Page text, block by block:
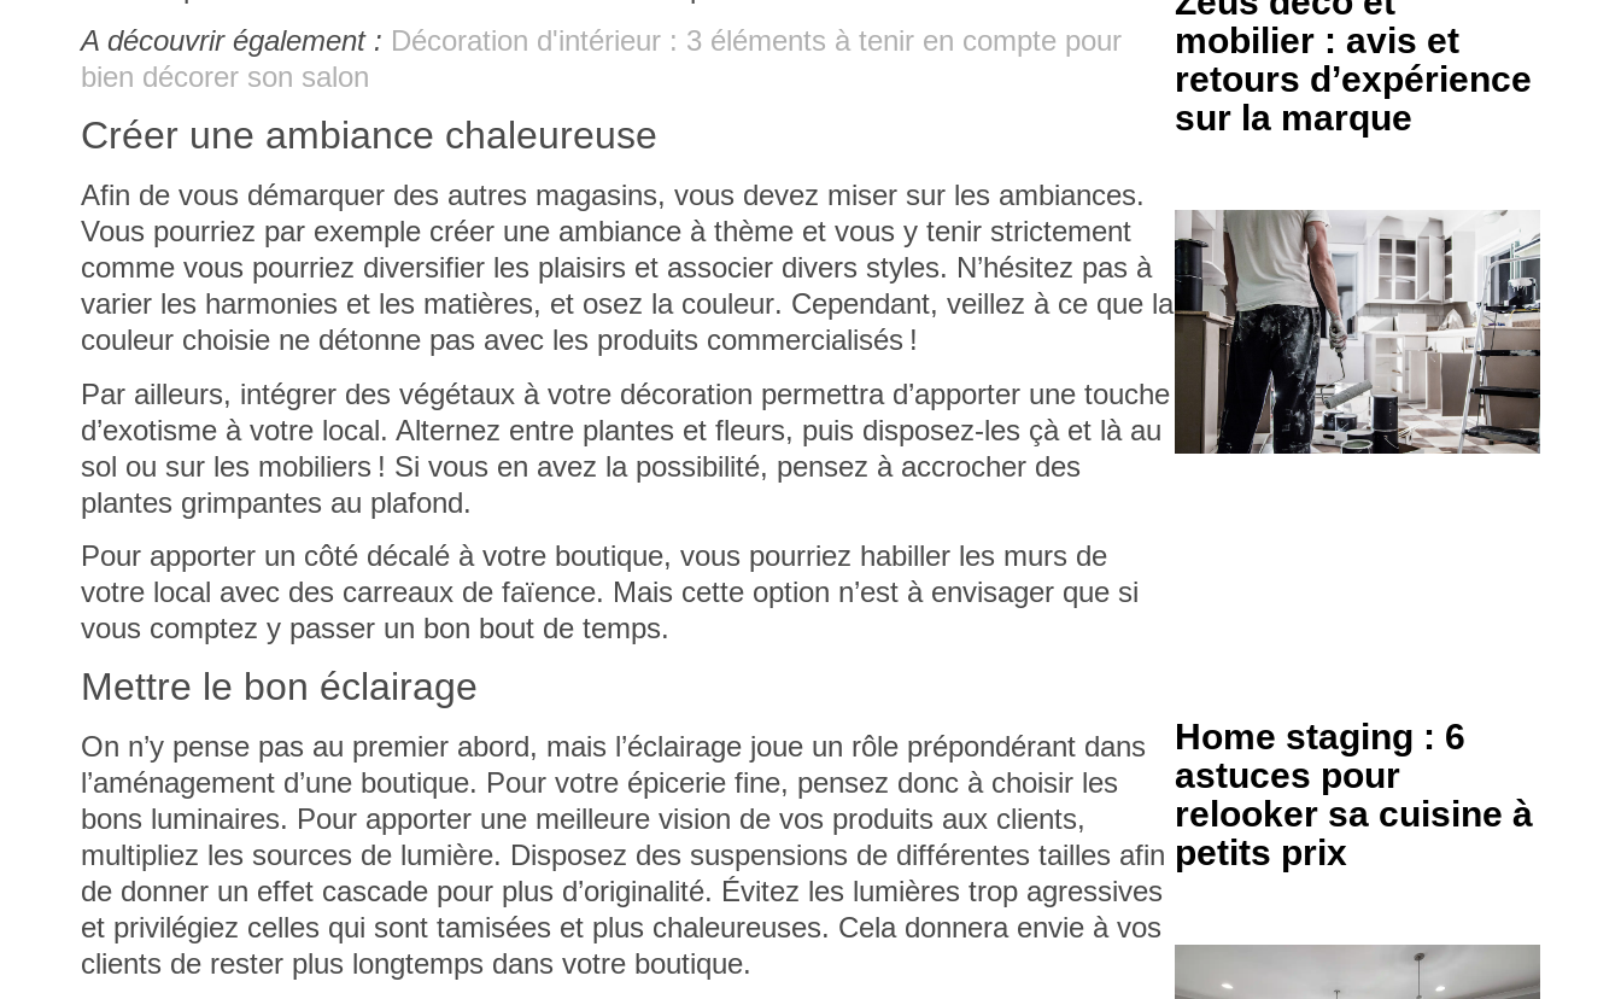
A découvrir également : Décoration d'intérieur : 3 éléments à tenir en compte pour
bien décorer son salon
Créer une ambiance chaleureuse
Afin de vous démarquer des autres magasins, vous devez miser sur les ambiances.
Vous pourriez par exemple créer une ambiance à thème et vous y tenir strictement
comme vous pourriez diversifier les plaisirs et associer divers styles. N’hésitez pas à
varier les harmonies et les matières, et osez la couleur. Cependant, veillez à ce que la
couleur choisie ne détonne pas avec les produits commercialisés !
Par ailleurs, intégrer des végétaux à votre décoration permettra d’apporter une touche
d’exotisme à votre local. Alternez entre plantes et fleurs, puis disposez-les çà et là au
sol ou sur les mobiliers ! Si vous en avez la possibilité, pensez à accrocher des
plantes grimpantes au plafond.
Pour apporter un côté décalé à votre boutique, vous pourriez habiller les murs de
votre local avec des carreaux de faïence. Mais cette option n’est à envisager que si
vous comptez y passer un bon bout de temps.
Mettre le bon éclairage
On n’y pense pas au premier abord, mais l’éclairage joue un rôle prépondérant dans
l’aménagement d’une boutique. Pour votre épicerie fine, pensez donc à choisir les
bons luminaires. Pour apporter une meilleure vision de vos produits aux clients,
multipliez les sources de lumière. Disposez des suspensions de différentes tailles afin
de donner un effet cascade pour plus d’originalité. Évitez les lumières trop agressives
et privilégiez celles qui sont tamisées et plus chaleureuses. Cela donnera envie à vos
clients de rester plus longtemps dans votre boutique.
mobilier : avis et
retours d’expérience
sur la marque
Home staging : 6
astuces pour
relooker sa cuisine à
petits prix